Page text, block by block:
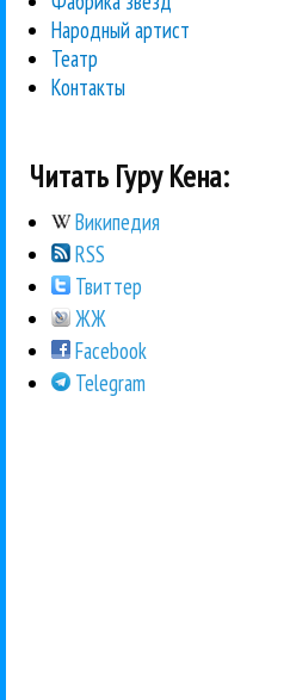
Народный артист
Театр
Контакты
Читать Гуру Кена:
Википедия
RSS
Твиттер
ЖЖ
Facebook
Telegram